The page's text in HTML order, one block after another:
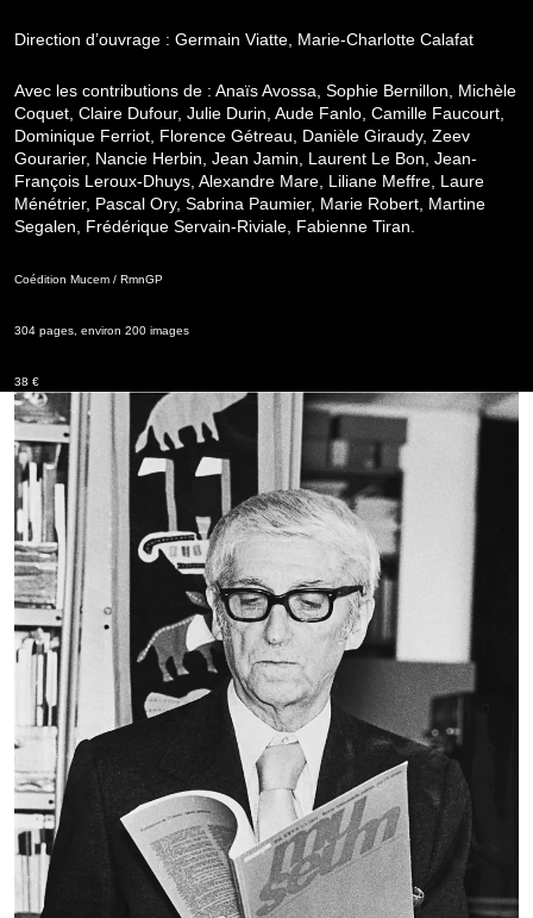
Direction d’ouvrage : Germain Viatte, Marie-Charlotte Calafat
Avec les contributions de : Anaïs Avossa, Sophie Bernillon, Michèle
Coquet, Claire Dufour, Julie Durin, Aude Fanlo, Camille Faucourt,
Dominique Ferriot, Florence Gétreau, Danièle Giraudy, Zeev
Gourarier, Nancie Herbin, Jean Jamin, Laurent Le Bon, Jean-
François Leroux-Dhuys, Alexandre Mare, Liliane Meffre, Laure
Ménétrier, Pascal Ory, Sabrina Paumier, Marie Robert, Martine
Segalen, Frédérique Servain-Riviale, Fabienne Tiran.
Coédition Mucem / RmnGP
304 pages, environ 200 images
38 €